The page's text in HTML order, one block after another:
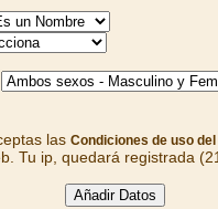
las Condiciones de uso del
Tu ip, quedará registrada